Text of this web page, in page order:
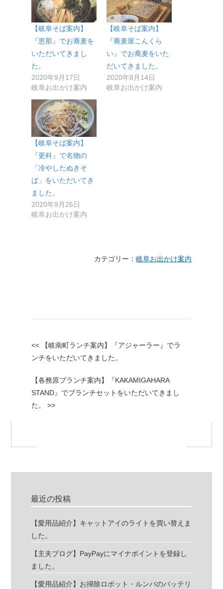
【岐阜そば案内】
『恵那』でお蕎麦を
いただいてきまし
た。
2020年9月17日
岐阜お出かけ案内
【岐阜そば案内】
『蕎麦屋こんくら
い』でお蕎麦をいた
だいてきました。
2020年8月14日
岐阜お出かけ案内
【岐阜そば案内】
『更科』で名物の
「冷やしたぬきそ
ば」をいただいてき
ました。
2020年9月26日
岐阜お出かけ案内
カテゴリー：岐阜お出かけ案内
<< 【岐南町ランチ案内】『アジャーラー』でラ
ンチをいただいてきました。
【各務原ブランチ案内】『KAKAMIGAHARA
STAND』でブランチセットをいただいてきまし
た。 >>
最近の投稿
【愛用品紹介】キャットアイのライトを買い替えま
した。
【主夫ブログ】PayPayにマイナポイントを登録し
ました。
【愛用品紹介】お掃除ロボット・ルンバのバッテリ